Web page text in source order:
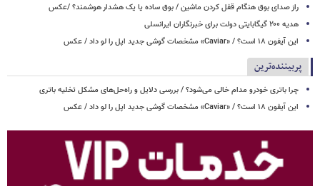
راز صدای بوق هنگام قفل کردن ماشین / بوق ساده یا یک هشدار هوشمند؟ /عکس
هدیه ۲۰۰ گیگابایتی دولت برای خبرنگاران ایرانسلی
این آیفون ۱۸ است؟ / «Caviar» مشخصات گوشی جدید اپل را لو داد / عکس
پربیننده‌ترین
چرا باتری خودرو مدام خالی می‌شود؟ / بررسی دلایل و راه‌حل‌های مشکل تخلیه باتری
این آیفون ۱۸ است؟ / «Caviar» مشخصات گوشی جدید اپل را لو داد / عکس